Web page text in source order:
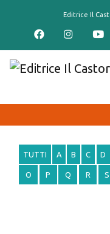
Editrice Il
TUTTI A B C D
O P Q R S